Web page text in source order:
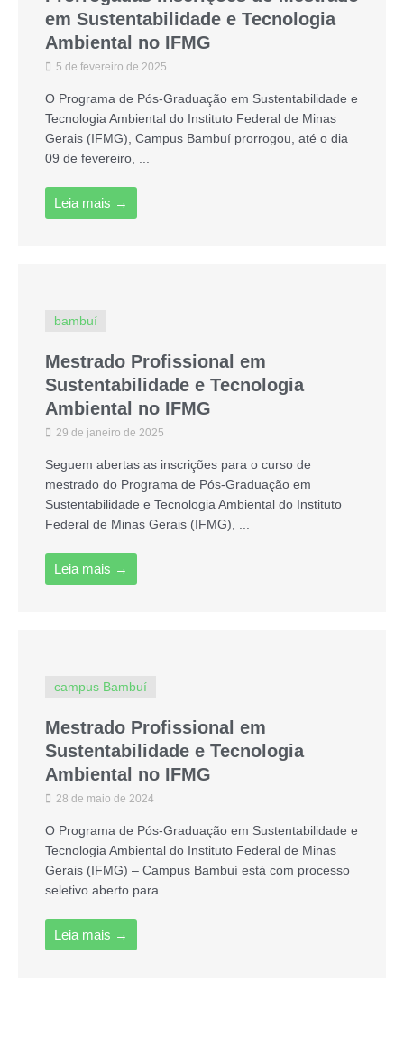
em Sustentabilidade e Tecnologia
Ambiental no IFMG
5 de fevereiro de 2025
O Programa de Pós-Graduação em Sustentabilidade e
Tecnologia Ambiental do Instituto Federal de Minas
Gerais (IFMG), Campus Bambuí prorrogou, até o dia
09 de fevereiro, ...
Leia mais →
bambuí
Mestrado Profissional em
Sustentabilidade e Tecnologia
Ambiental no IFMG
29 de janeiro de 2025
Seguem abertas as inscrições para o curso de
mestrado do Programa de Pós-Graduação em
Sustentabilidade e Tecnologia Ambiental do Instituto
Federal de Minas Gerais (IFMG), ...
Leia mais →
campus Bambuí
Mestrado Profissional em
Sustentabilidade e Tecnologia
Ambiental no IFMG
28 de maio de 2024
O Programa de Pós-Graduação em Sustentabilidade e
Tecnologia Ambiental do Instituto Federal de Minas
Gerais (IFMG) – Campus Bambuí está com processo
seletivo aberto para ...
Leia mais →